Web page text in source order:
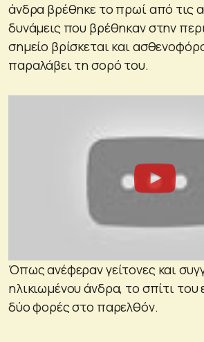
άνδρα βρέθηκε το πρωί από τις
δυνάμεις που βρέθηκαν στην
σημείο βρίσκεται και
παραλάβει τη σορό του.
Όπως ανέφεραν γείτονες και
ηλικιωμένου άνδρα, το σπίτι του
δύο φορές στο παρελθόν.